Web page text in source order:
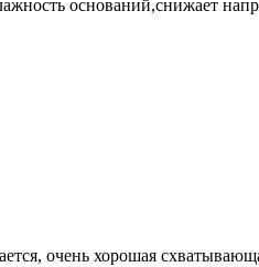
оснований,снижает
очень хорошая